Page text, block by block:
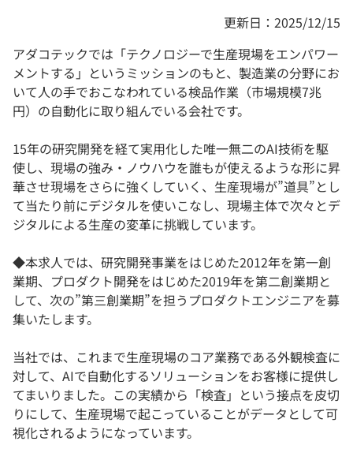
更新日：2025/12/15
アダコテックでは「テクノロジーで生産現場をエンパワー
メントする」というミッションのもと、製造業の分野にお
いて人の手でおこなわれている検品作業（市場規模7兆
円）の自動化に取り組んでいる会社です。
15年の研究開発を経て実用化した唯一無二のAI技術を駆
使し、現場の強み・ノウハウを誰もが使えるような形に昇
華させ現場をさらに強くしていく、生産現場が”道具”とし
て当たり前にデジタルを使いこなし、現場主体で次々とデ
ジタルによる生産の変革に挑戦しています。
◆本求人では、研究開発事業をはじめた2012年を第一創
業期、プロダクト開発をはじめた2019年を第二創業期と
して、次の”第三創業期”を担うプロダクトエンジニアを募
集いたします。
当社では、これまで生産現場のコア業務である外観検査に
対して、AIで自動化するソリューションをお客様に提供し
てまいりました。この実績から「検査」という接点を皮切
りにして、生産現場で起こっていることがデータとして可
視化されるようになっています。